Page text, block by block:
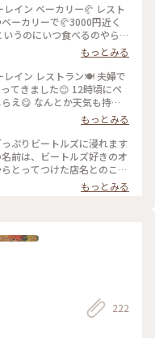
イン ベーカリー🥐 レスト
ーカリーで🥐3000円近く
うのにいつ食べるのやら笑
していた店内も気付けば
解でしたね。 人混みと行
本当に美味しそうで😆❣️ と
にビートルズの曲が流
られていましたよ。 グッ
もっとみる
レイン レストラン🍽️ 夫婦で
てきました😊 12時頃にペ
え😋 なんとか天気も持っ
私はパエリア🥘 旦那はハ
いけど美味しかったです
で、平日に来て良かった
はたくさん止まっていました
どね！ 私はビートルズは
ンズ派だそうです🤣 もち
11/15 . #秋の彩り #那須
もっとみる
ぷりビートルズに浸れます
前は、ビートルズ好きのオ
とってつけた店名とのこ
ベーカリーの奥にはレスト
ラスかでいただくことがで
もっとみる
222